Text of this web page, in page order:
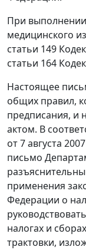
При
медицинского
статьи 149
статьи 164
Настоящее
общих правил,
предписания, и
актом. В
от 7 августа
письмо
применения
Федерации о
налогах и
трактовки,